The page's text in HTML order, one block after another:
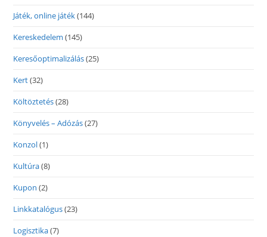
Játék, online játék(144)
Kereskedelem (145)
Keresőoptimalizálás(25)
Kert(32)
Költöztetés(28)
Könyvelés – Adózás(27)
Konzol(1)
Kultúra(8)
Kupon (2)
Linkkatalógus(23)
Logisztika(7)